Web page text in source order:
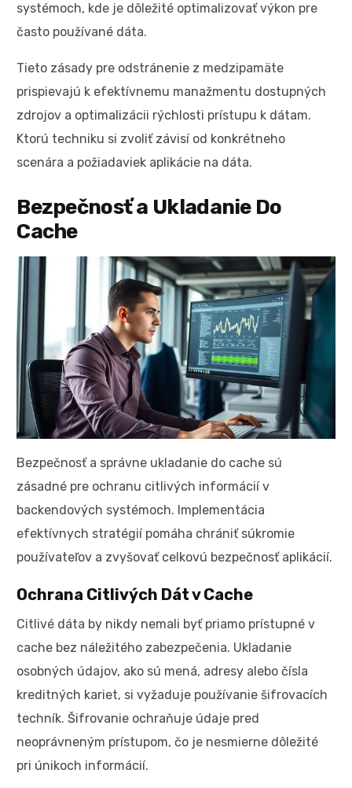
systémoch, kde je dôležité optimalizovať výkon pre
často používané dáta.
Tieto zásady pre odstránenie z medzipamäte
prispievajú k efektívnemu manažmentu dostupných
zdrojov a optimalizácii rýchlosti prístupu k dátam.
Ktorú techniku si zvoliť závisí od konkrétneho
scenára a požiadaviek aplikácie na dáta.
Bezpečnosť a Ukladanie Do
Cache
Bezpečnosť a správne ukladanie do cache sú
zásadné pre ochranu citlivých informácií v
backendových systémoch. Implementácia
efektívnych stratégií pomáha chrániť súkromie
používateľov a zvyšovať celkovú bezpečnosť aplikácií.
Ochrana Citlivých Dát v Cache
Citlivé dáta by nikdy nemali byť priamo prístupné v
cache bez náležitého zabezpečenia. Ukladanie
osobných údajov, ako sú mená, adresy alebo čísla
kreditných kariet, si vyžaduje používanie šifrovacích
techník. Šifrovanie ochraňuje údaje pred
neoprávneným prístupom, čo je nesmierne dôležité
pri únikoch informácií.
Kontakt